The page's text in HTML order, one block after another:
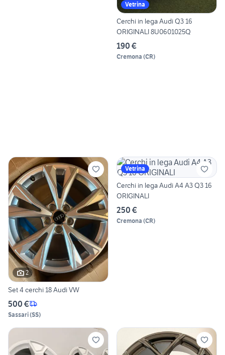
Vetrina
Cerchi in lega Audi Q3 16
ORIGINALI 8U0601025Q
190 €
Cremona (CR)
2
Set 4 cerchi 18 Audi VW
500 €
Sassari(SS)
Vetrina
Cerchi in lega Audi A4 A3 Q3 16
ORIGINALI
250 €
Cremona (CR)